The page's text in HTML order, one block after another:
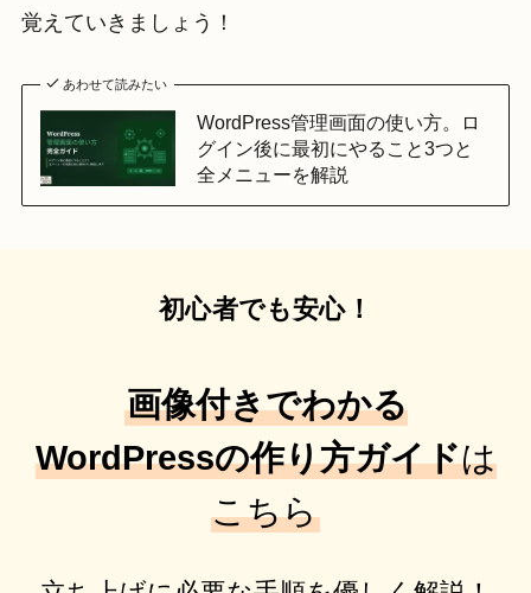
覚えていきましょう！
あわせて読みたい
WordPress管理画面の使い方。ロ
グイン後に最初にやること3つと
全メニューを解説
初心者でも安心！
画像付きでわかる
WordPressの作り方ガイドは
こちら